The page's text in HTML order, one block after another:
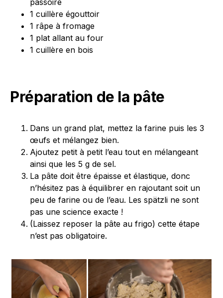
passoire
1 cuillère égouttoir
1 râpe à fromage
1 plat allant au four
1 cuillère en bois
Préparation de la pâte
Dans un grand plat, mettez la farine puis les 3
œufs et mélangez bien.
Ajoutez petit à petit l’eau tout en mélangeant
ainsi que les 5 g de sel.
La pâte doit être épaisse et élastique, donc
n’hésitez pas à équilibrer en rajoutant soit un
peu de farine ou de l’eau. Les spätzli ne sont
pas une science exacte !
(Laissez reposer la pâte au frigo) cette étape
n’est pas obligatoire.